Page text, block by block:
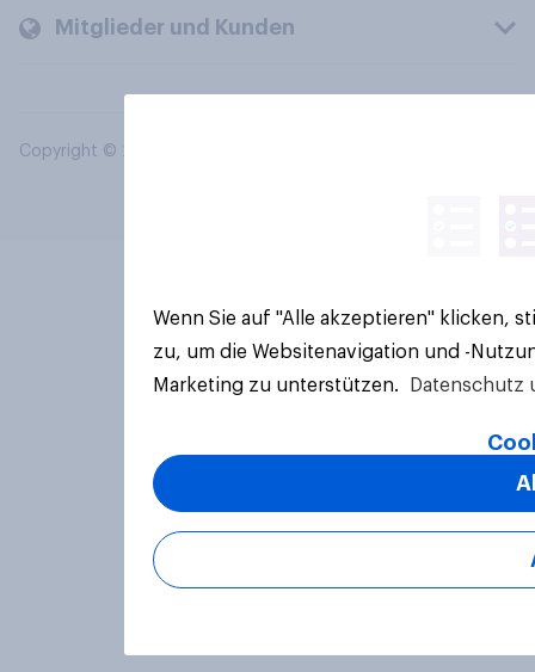
Mitglieder und Kunden
Copyright © 2026 YouGov PLC. Alle Rechte vorbehalten.
Wenn Sie auf "Alle akzeptieren" klicken,
zu, um die Websitenavigation und -
Marketing zu unterstützen.
Datenschutz